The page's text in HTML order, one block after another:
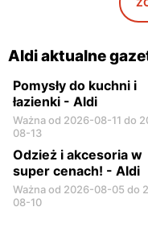
Żółkiewskiego 8
Aldi aktualne
Pomysły do kuchni i
łazienki - Aldi
Ważna od 2026-08-11 do
08-13
Odzież i akcesoria w
super cenach! - Aldi
Ważna od 2026-08-05 do
08-10